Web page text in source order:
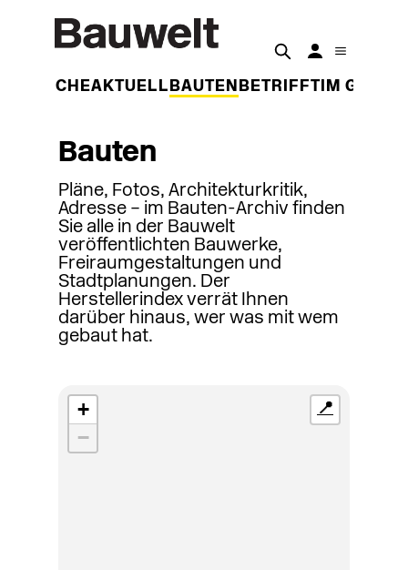
WOCHEAKTUELL BAUTEN BETRIFFT IM
Bauten
Pläne, Fotos, Architekturkritik,
Adresse – im Bauten-Archiv finden
Sie alle in der Bauwelt
veröffentlichten Bauwerke,
Freiraumgestaltungen und
Stadtplanungen. Der
Herstellerindex verrät Ihnen
darüber hinaus, wer was mit wem
gebaut hat.
+
−
📍